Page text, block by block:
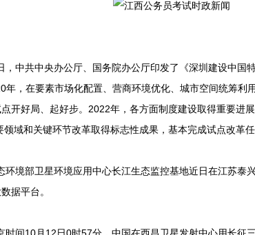
共中央办公厅、国务院办公厅印发了《深圳建设中国
，在要素市场化配置、营商环境优化、城市空间统筹利
开好局、起好步。2022年，各方面制度建设取得重要进
域和关键环节改革取得标志性成果，基本完成试点改革
部卫星环境应用中心长江生态监控基地近日在江苏泰
据平台。